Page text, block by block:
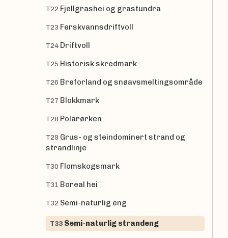
T22 Fjellgrashei og grastundra
T23 Ferskvannsdriftvoll
T24 Driftvoll
T25 Historisk skredmark
T26 Breforland og snøavsmeltingsområde
T27 Blokkmark
T28 Polarørken
T29 Grus- og steindominert strand og
strandlinje
T30 Flomskogsmark
T31 Boreal hei
T32 Semi-naturlig eng
T33 Semi-naturlig strandeng